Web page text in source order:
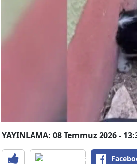
YAYINLAMA: 08 Temmuz 2026 -